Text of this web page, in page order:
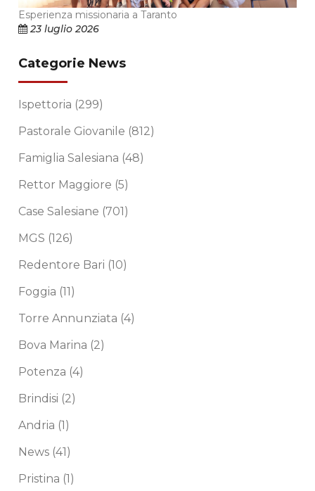
Esperienza missionaria a Taranto
23 luglio 2026
Categorie News
Ispettoria (299)
Pastorale Giovanile (812)
Famiglia Salesiana (48)
Rettor Maggiore (5)
Case Salesiane (701)
MGS (126)
Redentore Bari (10)
Foggia (11)
Torre Annunziata (4)
Bova Marina (2)
Potenza (4)
Brindisi (2)
Andria (1)
News (41)
Pristina (1)